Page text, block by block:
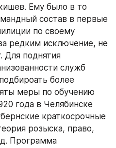
Ему было в то
состав в первые
по своему
редким исключение, не
Для поднятия
служб
более
меры по обучению
года в Челябинске
краткосрочные
розыска, право,
Программа